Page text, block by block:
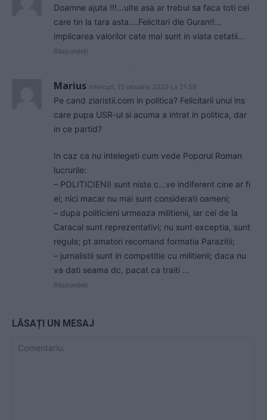
Doamne ajuta !!!…uite asa ar trebui sa faca toti cei
care tin la tara asta….Felicitari dle Guran!!…
implicarea valorilor cate mai sunt in viata cetatii…
Răspundeți
Marius miercuri, 15 ianuarie 2020 La 21.58
Pe cand ziaristii.com in politica? Felicitarii unui ins
care pupa USR-ul si acuma a intrat in politica, dar
in ce partid?
In caz ca nu intelegeti cum vede Poporul Roman
lucrurile:
– POLITICIENII sunt niste c…ve indiferent cine ar fi
ei; nici macar nu mai sunt considerati oameni;
– dupa politicieni urmeaza militienii, iar cei de la
Caracal sunt reprezentativi; nu sunt exceptia, sunt
regula; pt amatori recomand formatia Parazitii;
– jurnalistii sunt in competitie cu militienii; daca nu
va dati seama dc, pacat ca traiti …
Răspundeți
LĂSAȚI UN MESAJ